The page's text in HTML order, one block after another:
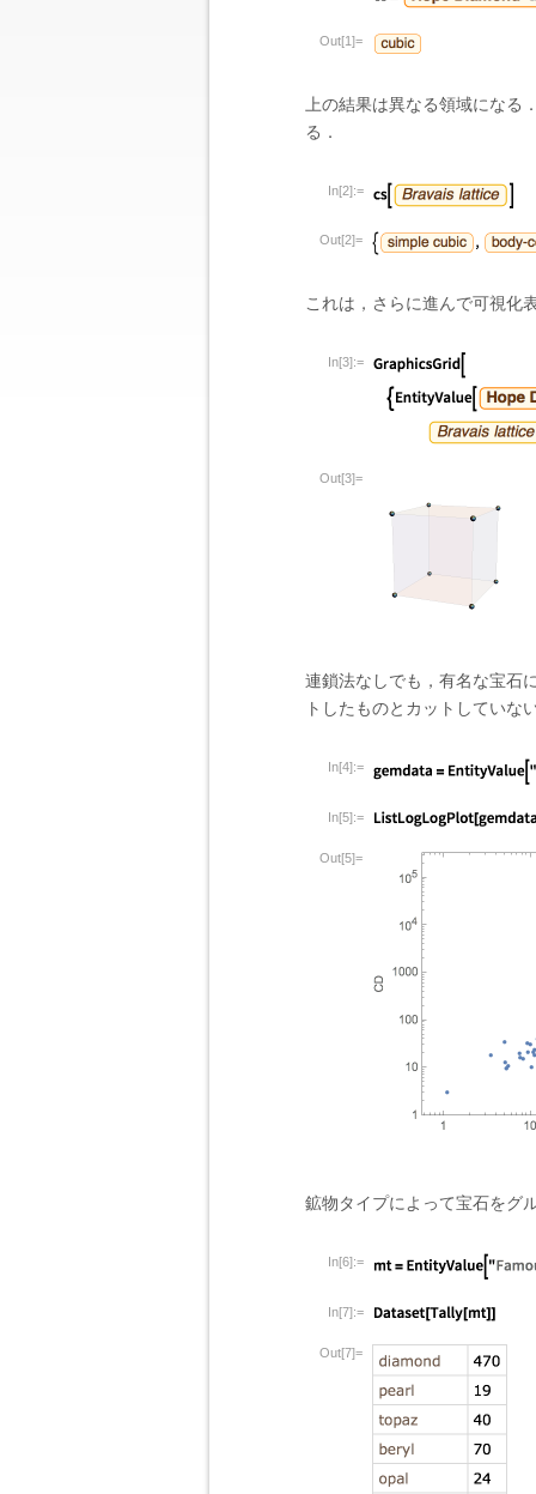
Out[1]=
上の結果は異なる領域にな
る．
In[2]:=
Out[2]=
これは，さらに進んで可視化
In[3]:=
Out[3]=
連鎖法なしでも，有名な宝石
トしたものとカットしていな
In[4]:=
In[5]:=
Out[5]=
鉱物タイプによって宝石をグ
In[6]:=
In[7]:=
Out[7]=